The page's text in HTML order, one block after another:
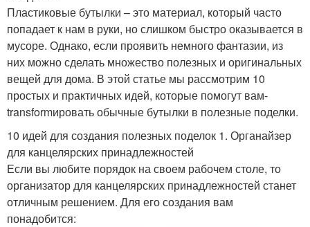
Пластиковые бутылки – это материал, который часто
попадает к нам в руки, но слишком быстро оказывается в
мусоре. Однако, если проявить немного фантазии, из
них можно сделать множество полезных и оригинальных
вещей для дома. В этой статье мы рассмотрим 10
простых и практичных идей, которые помогут вам-
transformировать обычные бутылки в полезные поделки.
10 идей для создания полезных поделок 1. Органайзер
для канцелярских принадлежностей
Если вы любите порядок на своем рабочем столе, то
организатор для канцелярских принадлежностей станет
отличным решением. Для его создания вам
понадобится: